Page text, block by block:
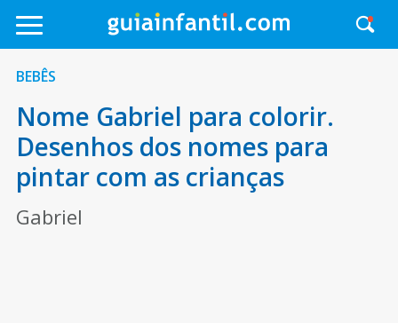
BEBÊS
Nome Gabriel para colorir.
Desenhos dos nomes para
pintar com as crianças
Gabriel